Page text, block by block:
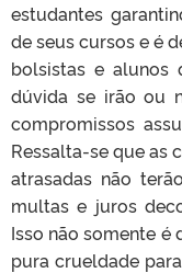
estudantes
de seus cursos e é
bolsistas e alunos
dúvida se irão ou
compromissos
Ressalta-se que as
atrasadas não
multas e juros
Isso não somente
pura crueldade